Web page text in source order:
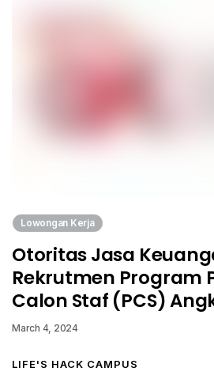
Lowongan Kerja
Otoritas Jasa
Rekrutmen Program
Calon Staf (PCS)
March 4, 2024
LIFE'S HACK CAMPUS